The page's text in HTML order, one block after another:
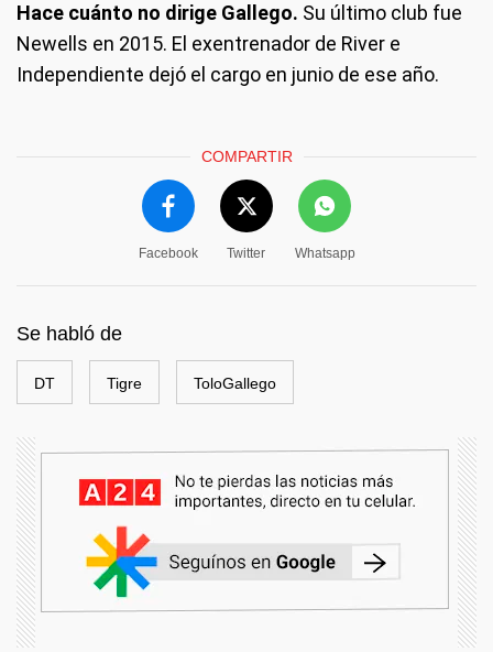
Hace cuánto no dirige Gallego. Su último club fue
Newells en 2015. El exentrenador de River e
Independiente dejó el cargo en junio de ese año.
COMPARTIR
Facebook Twitter Whatsapp
Se habló de
DT Tigre ToloGallego